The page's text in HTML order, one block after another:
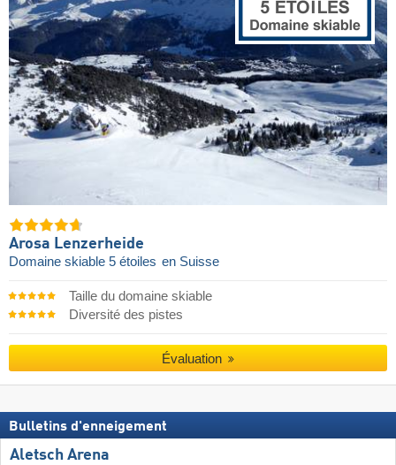
Arosa Lenzerheide
Domaine skiable 5 étoiles en Suisse
Taille du domaine skiable
Diversité des pistes
Évaluation
Bulletins d'enneigement
Aletsch Arena